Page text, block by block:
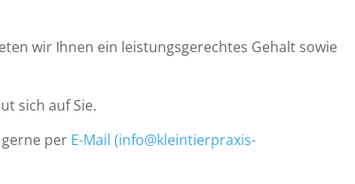
wir Ihnen ein leistungsgerechtes Gehalt sowie
sich auf Sie.
per E-Mail (info@kleintierpraxis-